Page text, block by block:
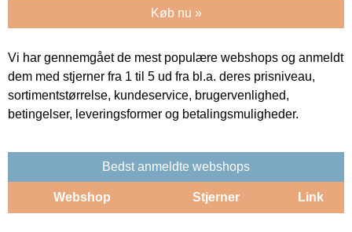
Køb nu »
Vi har gennemgået de mest populære webshops og anmeldt
dem med stjerner fra 1 til 5 ud fra bl.a. deres prisniveau,
sortimentstørrelse, kundeservice, brugervenlighed,
betingelser, leveringsformer og betalingsmuligheder.
Bedst anmeldte webshops
Webshop Stjerner Link